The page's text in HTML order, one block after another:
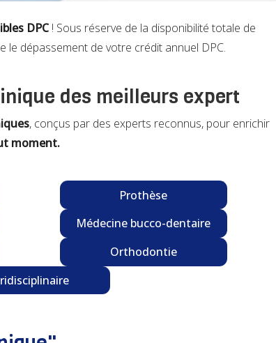
DPC ! Sous réserve de la disponibilité totale de
dépassement de votre crédit annuel DPC.
des meilleurs expert
, conçus par des experts reconnus, pour enrichir
moment.
Prothèse
Médecine bucco-dentaire
Orthodontie